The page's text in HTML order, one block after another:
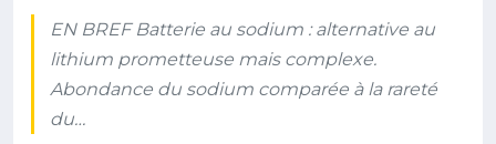
EN BREF Batterie au sodium : alternative au
lithium prometteuse mais complexe.
Abondance du sodium comparée à la rareté
du…